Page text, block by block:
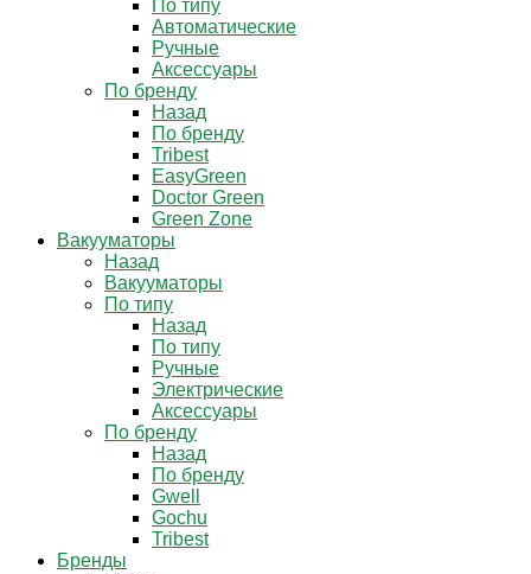
По типу
Автоматические
Ручные
Аксессуары
По бренду
Назад
По бренду
Tribest
EasyGreen
Doctor Green
Green Zone
Вакууматоры
Назад
Вакууматоры
По типу
Назад
По типу
Ручные
Электрические
Аксессуары
По бренду
Назад
По бренду
Gwell
Gochu
Tribest
Бренды